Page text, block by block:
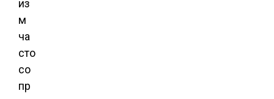
из
м
ча
сто
со
пр